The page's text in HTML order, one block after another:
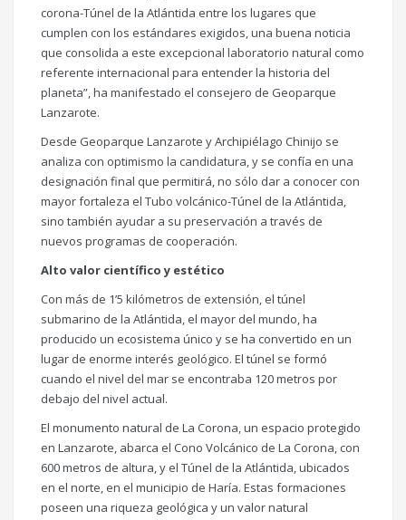
corona-Túnel de la Atlántida entre los lugares que
cumplen con los estándares exigidos, una buena noticia
que consolida a este excepcional laboratorio natural como
referente internacional para entender la historia del
planeta”, ha manifestado el consejero de Geoparque
Lanzarote.
Desde Geoparque Lanzarote y Archipiélago Chinijo se
analiza con optimismo la candidatura, y se confía en una
designación final que permitirá, no sólo dar a conocer con
mayor fortaleza el Tubo volcánico-Túnel de la Atlántida,
sino también ayudar a su preservación a través de
nuevos programas de cooperación.
Alto valor científico y estético
Con más de 1’5 kilómetros de extensión, el túnel
submarino de la Atlántida, el mayor del mundo, ha
producido un ecosistema único y se ha convertido en un
lugar de enorme interés geológico. El túnel se formó
cuando el nivel del mar se encontraba 120 metros por
debajo del nivel actual.
El monumento natural de La Corona, un espacio protegido
en Lanzarote, abarca el Cono Volcánico de La Corona, con
600 metros de altura, y el Túnel de la Atlántida, ubicados
en el norte, en el municipio de Haría. Estas formaciones
poseen una riqueza geológica y un valor natural